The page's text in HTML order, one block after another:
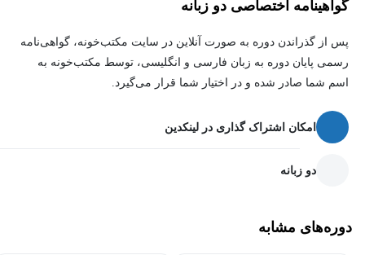
اسکیس، مهارت‌های ترسیمی خود را نیز بهبود بخشند.
مهارت‌هایی کسب خواهیدکرد:
پس از گذارندن دوره‌ی
گواهینامه اختصاصی دو زبانه
پس از گذراندن دوره به صورت آنلاین در سایت مکتب‌خونه، گواهی‌نامه
رسمی پایان دوره به زبان فارسی و انگلیسی، توسط مکتب‌خونه به
اسم شما صادر شده و در اختیار شما قرار می‌گیرد.
امکان اشتراک گذاری در لینکدین
دو زبانه
دوره‌های مشابه